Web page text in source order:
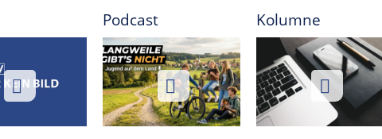
Podcast Kolumne